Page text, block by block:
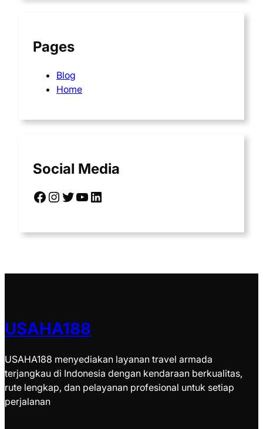
Pages
Blog
Home
Social Media
Facebook Instagram Twitter YouTube LinkedIn
USAHA188
USAHA188 menyediakan layanan travel armada
terjangkau di Indonesia dengan kendaraan berkualitas,
rute lengkap, dan pelayanan profesional untuk setiap
perjalanan